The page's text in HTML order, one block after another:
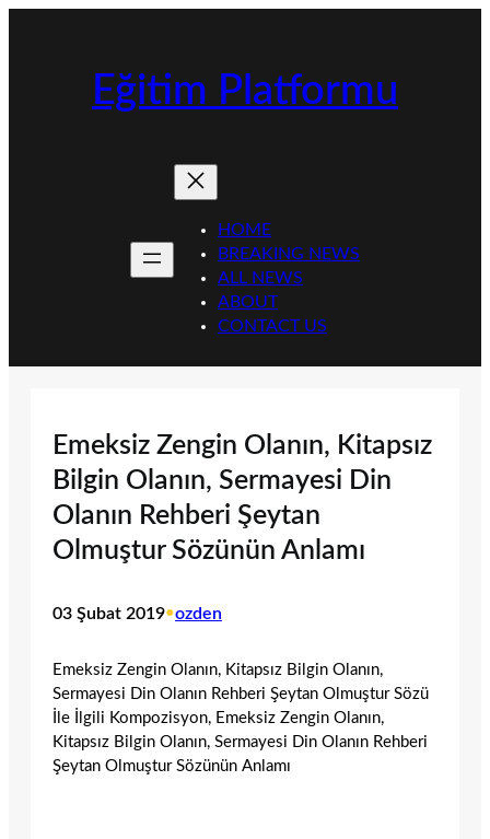
Eğitim Platformu
HOME
BREAKING NEWS
ALL NEWS
ABOUT
CONTACT US
Emeksiz Zengin Olanın, Kitapsız
Bilgin Olanın, Sermayesi Din
Olanın Rehberi Şeytan
Olmuştur Sözünün Anlamı
03 Şubat 2019•ozden
Emeksiz Zengin Olanın, Kitapsız Bilgin Olanın,
Sermayesi Din Olanın Rehberi Şeytan Olmuştur Sözü
İle İlgili Kompozisyon, Emeksiz Zengin Olanın,
Kitapsız Bilgin Olanın, Sermayesi Din Olanın Rehberi
Şeytan Olmuştur Sözünün Anlamı